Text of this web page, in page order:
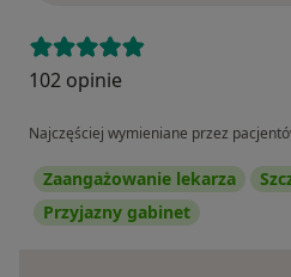
102 opinie
Najczęściej wymieniane przez
Zaangażowanie lekarza
Przyjazny gabinet